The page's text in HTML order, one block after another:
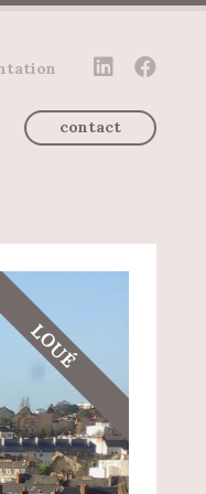
contact
LOUÉ